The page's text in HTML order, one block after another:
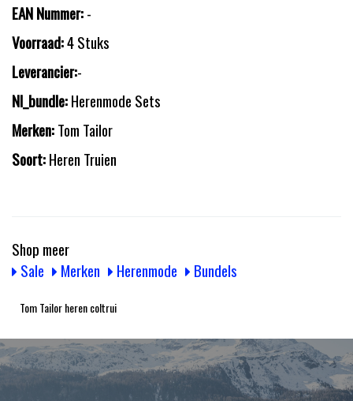
EAN Nummer:-
Voorraad:4 Stuks
Leverancier:-
Nl_bundle:Herenmode Sets
Merken:Tom Tailor
Soort:Heren Truien
Shop meer
Sale
Merken Herenmode Bundels
Tom Tailor heren coltrui